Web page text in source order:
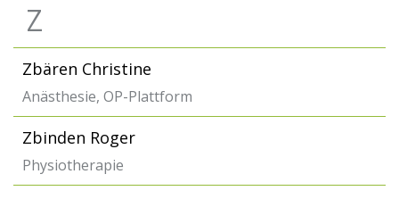
Z
Zbären Christine
Anästhesie, OP-Plattform
Zbinden Roger
Physiotherapie